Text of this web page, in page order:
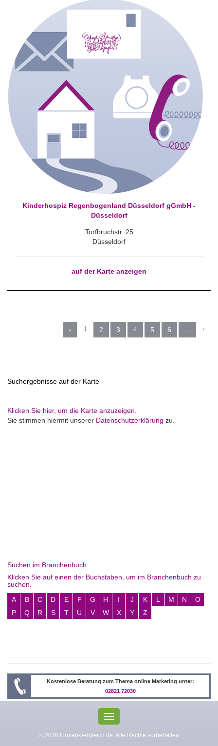
Kinderhospiz Regenbogenland Düsseldorf gGmbH -
Düsseldorf
Torfbruchstr. 25
Düsseldorf
auf der Karte anzeigen
‹ 1 2 3 4 5 6 ›
Suchergebnisse auf der Karte
Klicken Sie hier, um die Karte anzuzeigen.
Sie stimmen hiermit unserer Datenschutzerklärung zu.
Suchen im Branchenbuch
Klicken Sie auf einen der Buchstaben, um im Branchenbuch zu
suchen.
A
B C D E F G H I J K L M N
O
P
Q R S T U V W X Y Z
Kostenlose Beratung zum Thema online Marketing unter:
02821 72030
Toggle
navigation
© 2026 Firmen-vergleich.de. Alle Rechte vorbehalten